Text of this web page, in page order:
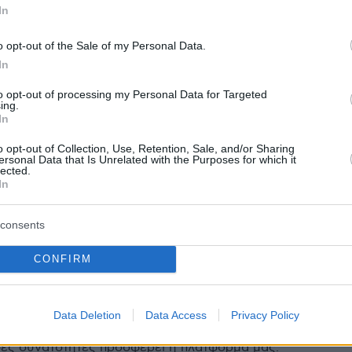
opt-out of the Sale of my Personal Data.
opt-out of processing my Personal Data for Targeted
opt-out of Collection, Use, Retention, Sale, and/or Sharing
Data that Is Unrelated with the Purposes for which it
CONFIRM
Data Deletion Data Access Privacy Policy
protothema.gr στο Google News
Ειδήσειςαπό την Ελλάδα και τον Κόσμο, τη
στο
(1) ΠΡΟΣΘΗΚΗ ΣΧΟΛΙΟΥ
17:02
κόσμο είναι δύσκολο να βρεις κάποιον ειλικρινή
πραγματική σχέση. Γι αυτό δημιουργήσαμε αυτόν τον
άνδρες όπως εσύ που έχουν ξεκάθαρες προσδοκίες.
στον άλλον. Η διαδικασία εύρεσης του
δυνατότητες προσφέρει η πλατφόρμα μας.